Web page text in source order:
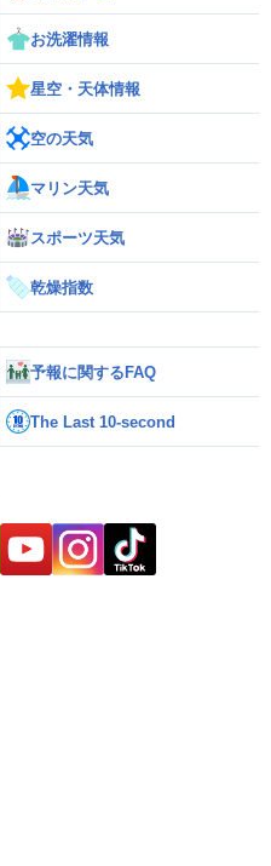
お洗濯情報
星空・天体情報
空の天気
マリン天気
スポーツ天気
乾燥指数
予報に関するFAQ
The Last 10-second